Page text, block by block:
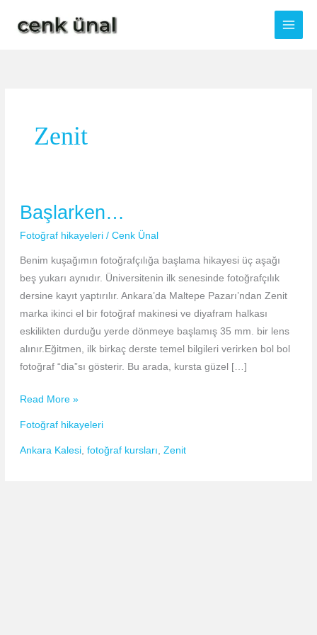
Zenit
Başlarken…
Fotoğraf hikayeleri/ Cenk Ünal
Benim kuşağımın fotoğrafçılığa başlama hikayesi üç aşağı
beş yukarı aynıdır. Üniversitenin ilk senesinde fotoğrafçılık
dersine kayıt yaptırılır. Ankara’da Maltepe Pazarı’ndan Zenit
marka ikinci el bir fotoğraf makinesi ve diyafram halkası
eskilikten durduğu yerde dönmeye başlamış 35 mm. bir lens
alınır.Eğitmen, ilk birkaç derste temel bilgileri verirken bol bol
fotoğraf “dia”sı gösterir. Bu arada, kursta güzel […]
Başlarken…
Read More »
Fotoğraf hikayeleri
Ankara Kalesi, fotoğraf kursları Zenit